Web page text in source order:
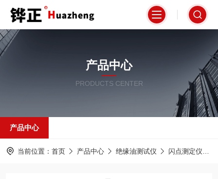
产品中心
PRODUCTS CENTER
产品中心
当前位置： 首页 产品中心 绝缘油测试仪 闪点测定仪